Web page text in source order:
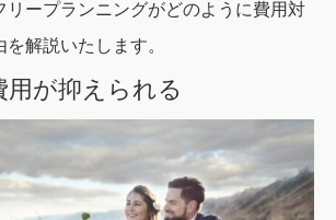
リープランニングがどのように費用対
解説いたします。
用が抑えられる